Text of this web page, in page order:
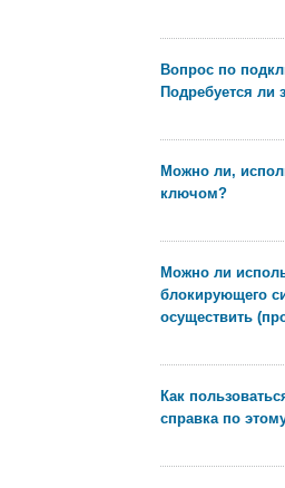
Вопрос по
Подребуется ли
Можно ли,
ключом?
Можно ли
блокирующего
осуществить
Как
справка по